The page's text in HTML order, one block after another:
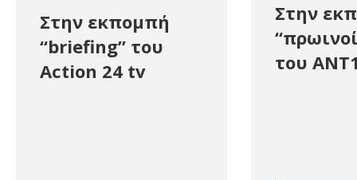
Στην εκπομπή
“briefing” του
Action 24 tv
Στην
του